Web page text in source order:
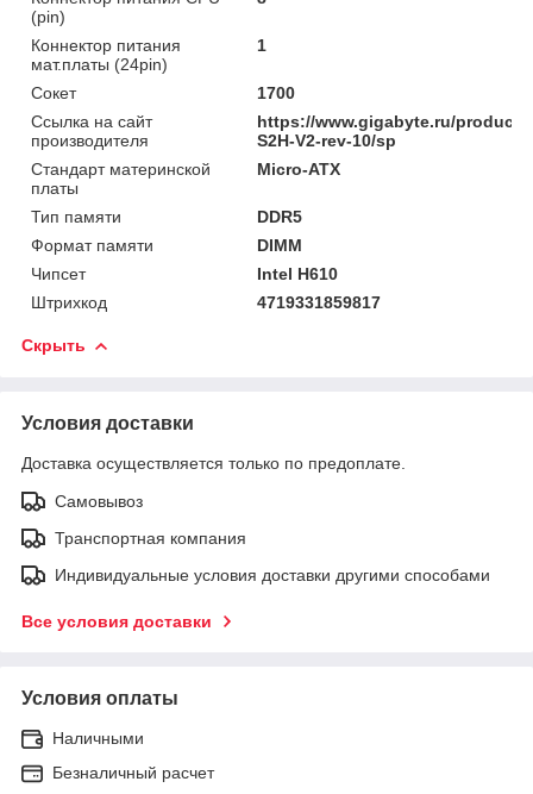
(pin)
Коннектор питания
мат.платы (24pin)
1
Сокет
1700
Ссылка на сайт
производителя
https://www.gigabyte.ru/
S2H-V2-rev-10/sp
Стандарт материнской
платы
Micro-ATX
Тип памяти
DDR5
Формат памяти
DIMM
Чипсет
Intel H610
Штрихкод
4719331859817
Скрыть
Условия доставки
Доставка осуществляется только по предоплате.
Самовывоз
Транспортная компания
Индивидуальные условия доставки другими способами
Все условия доставки
Условия оплаты
Наличными
Безналичный расчет